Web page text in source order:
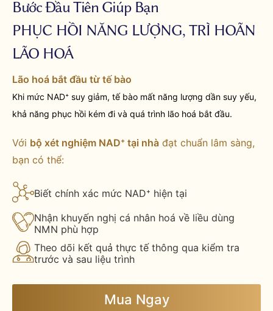
Bước Đầu Tiên Giúp Bạn
PHỤC HỒI NĂNG LƯỢNG, TRÌ HOÃN
LÃO HOÁ
Lão hoá bắt đầu từ tế bào
Khi mức NAD⁺ suy giảm, tế bào mất năng lượng dần suy yếu,
khả năng phục hồi kém đi và quá trình lão hoá bắt đầu.
Với bộ xét nghiệm NAD⁺ tại nhà đạt chuẩn lâm sàng,
bạn có thể:
Biết chính xác mức NAD⁺ hiện tại
Nhận khuyến nghị cá nhân hoá về liều dùng
NMN phù hợp
Theo dõi kết quả thực tế thông qua kiểm tra
trước và sau liệu trình
Mua Ngay